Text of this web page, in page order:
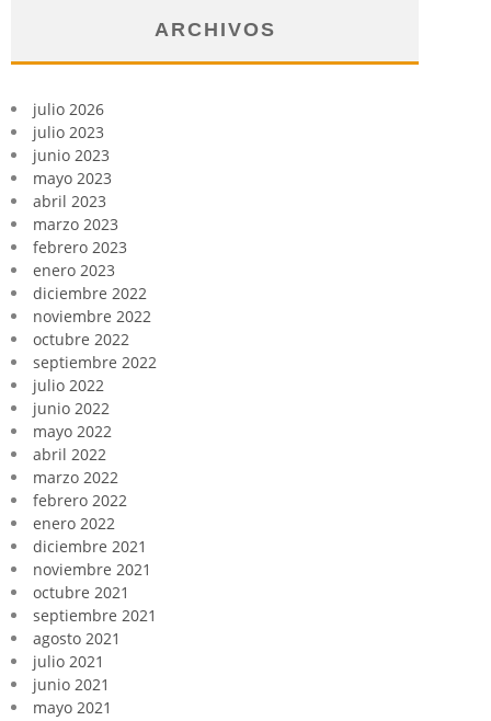
ARCHIVOS
julio 2026
julio 2023
junio 2023
mayo 2023
abril 2023
marzo 2023
febrero 2023
enero 2023
diciembre 2022
noviembre 2022
octubre 2022
septiembre 2022
julio 2022
junio 2022
mayo 2022
abril 2022
marzo 2022
febrero 2022
enero 2022
diciembre 2021
noviembre 2021
octubre 2021
septiembre 2021
agosto 2021
julio 2021
junio 2021
mayo 2021